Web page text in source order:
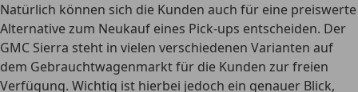
Natürlich können sich die Kunden auch für eine preiswerte
Alternative zum Neukauf eines Pick-ups entscheiden. Der
GMC Sierra steht in vielen verschiedenen Varianten auf
dem Gebrauchtwagenmarkt für die Kunden zur freien
Verfügung. Wichtig ist hierbei jedoch ein genauer Blick,